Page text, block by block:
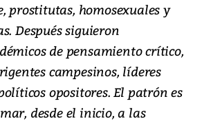
prostitutas, homosexuales y
Después siguieron
de pensamiento crítico,
campesinos, líderes
opositores. El patrón es
desde el inicio, a las